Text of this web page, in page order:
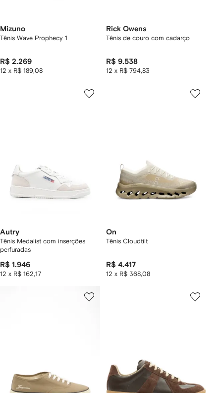
Mizuno
Tênis Wave Prophecy 1
R$ 2.269
12 x R$ 189,08
Rick Owens
Tênis de couro com cadarço
R$ 9.538
12 x R$ 794,83
Autry
Tênis Medalist com inserções
perfuradas
R$ 1.946
12 x R$ 162,17
On
Tênis Cloudtilt
R$ 4.417
12 x R$ 368,08